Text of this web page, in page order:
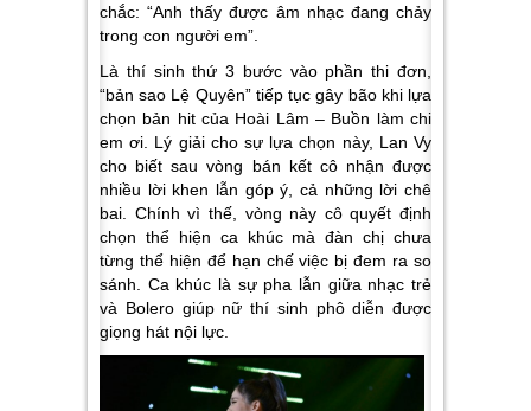
chắc: “Anh thấy được âm nhạc đang chảy
trong con người em”.
Là thí sinh thứ 3 bước vào phần thi đơn,
“bản sao Lệ Quyên” tiếp tục gây bão khi lựa
chọn bản hit của Hoài Lâm – Buồn làm chi
em ơi. Lý giải cho sự lựa chọn này, Lan Vy
cho biết sau vòng bán kết cô nhận được
nhiều lời khen lẫn góp ý, cả những lời chê
bai. Chính vì thế, vòng này cô quyết định
chọn thể hiện ca khúc mà đàn chị chưa
từng thể hiện để hạn chế việc bị đem ra so
sánh. Ca khúc là sự pha lẫn giữa nhạc trẻ
và Bolero giúp nữ thí sinh phô diễn được
giọng hát nội lực.